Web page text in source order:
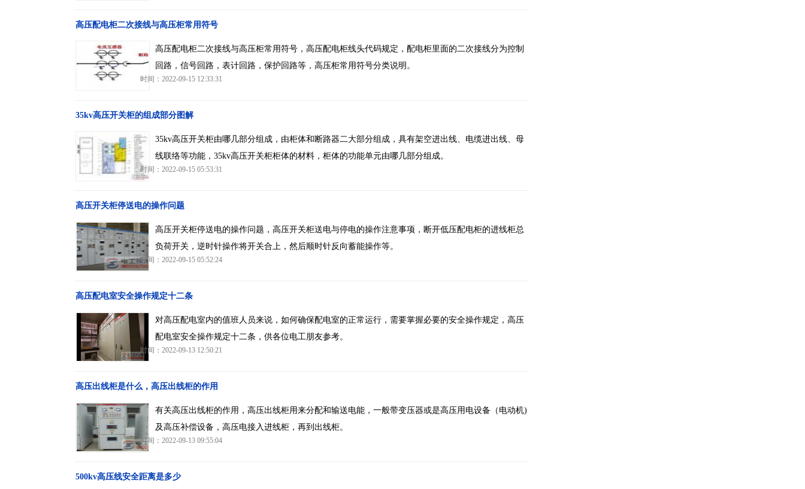
高压配电柜二次接线与高压柜常用符号
高压配电柜二次接线与高压柜常用符号，高压配电柜线头代码规定，配电柜里面的二次接线分为控制
回路，信号回路，表计回路，保护回路等，高压柜常用符号分类说明。
时间：2022-09-15 12:33:31
35kv高压开关柜的组成部分图解
35kv高压开关柜由哪几部分组成，由柜体和断路器二大部分组成，具有架空进出线、电缆进出线、母
线联络等功能，35kv高压开关柜柜体的材料，柜体的功能单元由哪几部分组成。
时间：2022-09-15 05:53:31
高压开关柜停送电的操作问题
高压开关柜停送电的操作问题，高压开关柜送电与停电的操作注意事项，断开低压配电柜的进线柜总
负荷开关，逆时针操作将开关合上，然后顺时针反向蓄能操作等。
时间：2022-09-15 05:52:24
高压配电室安全操作规定十二条
对高压配电室内的值班人员来说，如何确保配电室的正常运行，需要掌握必要的安全操作规定，高压
配电室安全操作规定十二条，供各位电工朋友参考。
时间：2022-09-13 12:50:21
高压出线柜是什么，高压出线柜的作用
有关高压出线柜的作用，高压出线柜用来分配和输送电能，一般带变压器或是高压用电设备（电动机)
及高压补偿设备，高压电接入进线柜，再到出线柜。
时间：2022-09-13 09:55:04
500kv高压线安全距离是多少